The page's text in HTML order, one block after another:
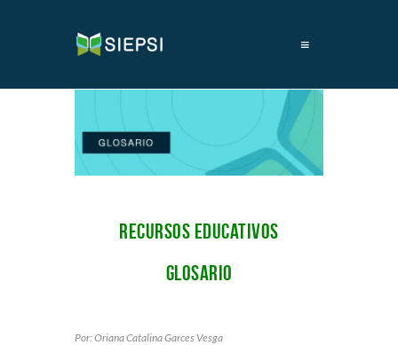
≡
Recursos educativos
GLOSARIO
Por: Oriana Catalina Garces Vesga